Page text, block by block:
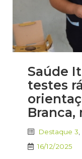
Saúde
testes
Branca,
Destaque 3
16/12/2025